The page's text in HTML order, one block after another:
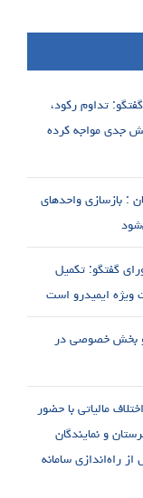
تداوم رکود،
جدی مواجه کرده
: بازسازی واحدهای
گفتگو: تکمیل
ویژه ایمیدرو است
بخش خصوصی در
مالیاتی با حضور
و نمایندگان
راه‌اندازی سامانه